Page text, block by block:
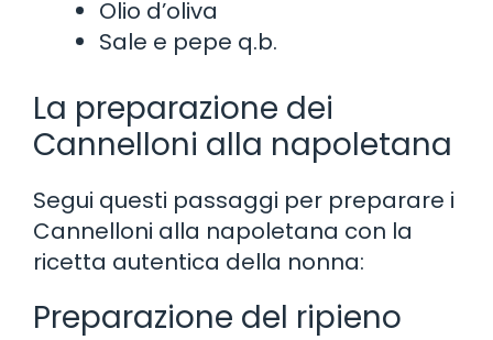
Olio d’oliva
Sale e pepe q.b.
La preparazione dei
Cannelloni alla napoletana
Segui questi passaggi per preparare i
Cannelloni alla napoletana con la
ricetta autentica della nonna:
Preparazione del ripieno